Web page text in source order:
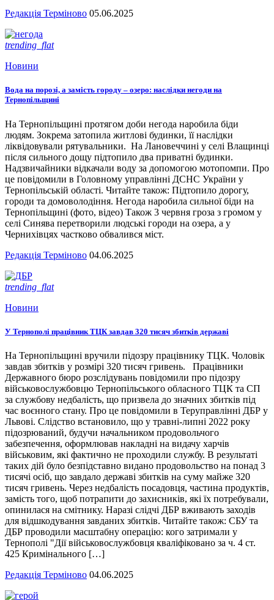
Редакція Терміново 05.06.2025
trending_flat
Новини
Вода на порозі, а замість городу – озеро: наслідки негоди на
Тернопільщині
На Тернопільщині протягом доби негода наробила біди
людям. Зокрема затопила житлові будинки, її наслідки
ліквідовували рятувальники. На Лановеччині у селі Влащинці
після сильного дощу підтопило два приватні будинки.
Надзвичайники відкачали воду за допомогою мотопомпи. Про
це повідомили в Головному управлінні ДСНС України у
Тернопільській області. Читайте також: Підтопило дорогу,
городи та домоволодіння. Негода наробила сильної біди на
Тернопільщині (фото, відео) Також 3 червня гроза з громом у
селі Синява перетворили людські городи на озера, а у
Чернихівцях частково обвалився міст.
Редакція Терміново 04.06.2025
trending_flat
Новини
У Тернополі працівник ТЦК завдав 320 тисяч збитків державі
На Тернопільщині вручили підозру працівнику ТЦК. Чоловік
завдав збитків у розмірі 320 тисяч гривень. Працівники
Державного бюро розслідувань повідомили про підозру
військовослужбовцю Тернопільського обласного ТЦК та СП
за службову недбалість, що призвела до значних збитків під
час воєнного стану. Про це повідомили в Теруправлінні ДБР у
Львові. Слідство встановило, що у травні-липні 2022 року
підозрюваний, будучи начальником продовольчого
забезпечення, оформлював накладні на видачу харчів
військовим, які фактично не проходили службу. В результаті
таких дій було безпідставно видано продовольство на понад 3
тисячі осіб, що завдало державі збитків на суму майже 320
тисяч гривень. Через недбалість посадовця, частина продуктів,
замість того, щоб потрапити до захисників, які їх потребували,
опинилася на смітнику. Наразі слідчі ДБР вживають заходів
для відшкодування завданих збитків. Читайте також: СБУ та
ДБР проводили масштабну операцію: кого затримали у
Тернополі "Дії військовослужбовця кваліфіковано за ч. 4 ст.
425 Кримінального […]
Редакція Терміново 04.06.2025